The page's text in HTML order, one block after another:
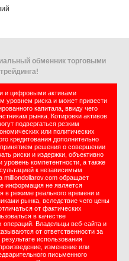
обменник торговыми
и цифровыми активами
уровнем риска и может привести
капитала, ввиду чего
рынка. Котировки активов
подвергаться резким
или политических
кредитования дополнительно
решения о совершении
риски и издержки, объективно
компетентности, а также
к независимым
milliondollarov.com обращает
информация не является
в режиме реального времени и
рынка, вследствие чего цены
от фактических
в качестве
операций. Владельцы веб-сайта и
от ответственности за
использования
изменение или
письменного